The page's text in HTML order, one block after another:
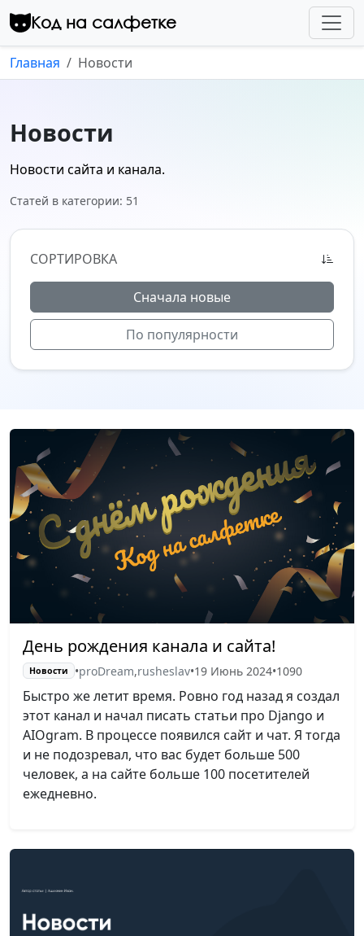
Перейти к контенту
Код на салфетке
Главная Новости
Новости
Новости сайта и канала.
Статей в категории: 51
СОРТИРОВКА
Сначала новые
По популярности
День рождения канала и сайта!
Новости •proDream,rusheslav•19 Июнь 2024•1090
Быстро же летит время. Ровно год назад я создал
этот канал и начал писать статьи про Django и
AIOgram. В процессе появился сайт и чат. Я тогда
и не подозревал, что вас будет больше 500
человек, а на сайте больше 100 посетителей
ежедневно.